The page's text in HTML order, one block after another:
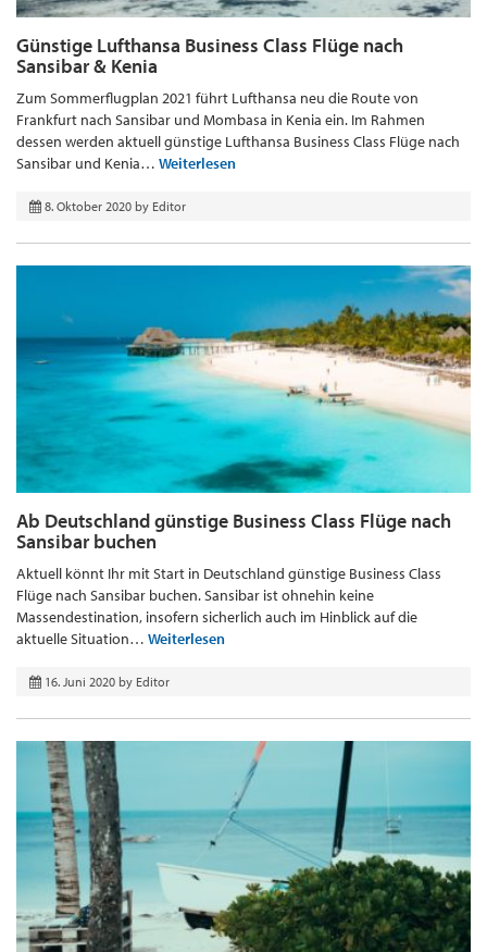
Günstige Lufthansa Business Class Flüge nach
Sansibar & Kenia
Zum Sommerflugplan 2021 führt Lufthansa neu die Route von
Frankfurt nach Sansibar und Mombasa in Kenia ein. Im Rahmen
dessen werden aktuell günstige Lufthansa Business Class Flüge nach
Sansibar und Kenia… Weiterlesen
8. Oktober 2020 by Editor
Ab Deutschland günstige Business Class Flüge nach
Sansibar buchen
Aktuell könnt Ihr mit Start in Deutschland günstige Business Class
Flüge nach Sansibar buchen. Sansibar ist ohnehin keine
Massendestination, insofern sicherlich auch im Hinblick auf die
aktuelle Situation… Weiterlesen
16. Juni 2020 by Editor